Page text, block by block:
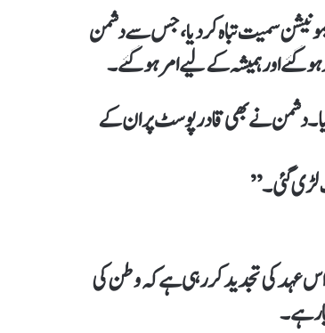
سمیت تباہ کر دیا، جس سے دشمن
اور ہمیشہ کے لیے امر ہو گئے۔
دشمن نے بھی قادر پوسٹ پر ان کے
لڑی گئی۔”
عہد کی تجدید کر رہی ہے کہ وطن کی
ہے۔